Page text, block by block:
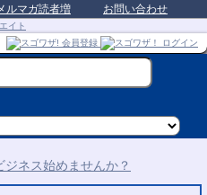
ルマガ読者増 お問い合わせ